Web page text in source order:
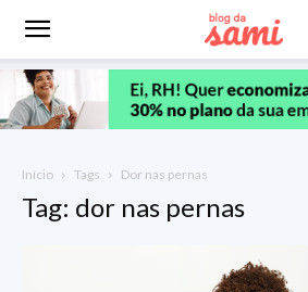
Início Tags Dor nas pernas
Tag: dor nas pernas